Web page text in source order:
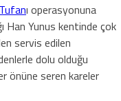
ı operasyonuna
Han Yunus kentinde çok
servis edilen
dolu olduğu
önüne seren kareler